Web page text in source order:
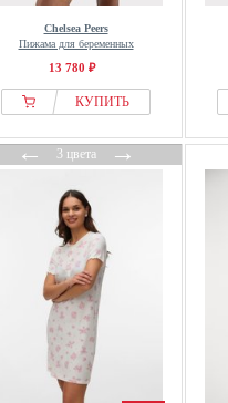
Chelsea Peers
Пижама для беременных
13 780 ₽
КУПИТЬ
←3 цвета→